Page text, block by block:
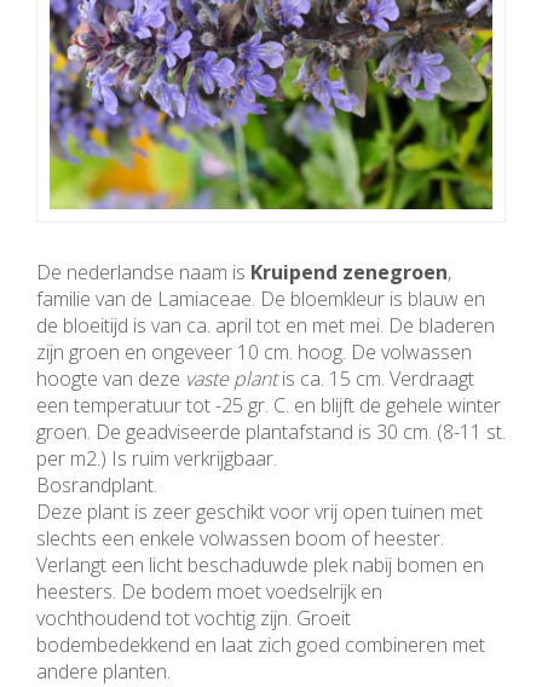
De nederlandse naam is Kruipend zenegroen,
familie van de Lamiaceae. De bloemkleur is blauw en
de bloeitijd is van ca. april tot en met mei. De bladeren
zijn groen en ongeveer 10 cm. hoog. De volwassen
hoogte van deze vaste plantis ca. 15 cm. Verdraagt
een temperatuur tot -25 gr. C. en blijft de gehele winter
groen. De geadviseerde plantafstand is 30 cm. (8-11 st.
per m2.) Is ruim verkrijgbaar.
Bosrandplant.
Deze plant is zeer geschikt voor vrij open tuinen met
slechts een enkele volwassen boom of heester.
Verlangt een licht beschaduwde plek nabij bomen en
heesters. De bodem moet voedselrijk en
vochthoudend tot vochtig zijn. Groeit
bodembedekkend en laat zich goed combineren met
andere planten.